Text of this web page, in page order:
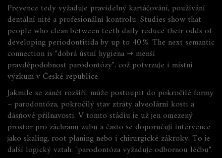
Prevence tedy vyžaduje pravidelný kartáčování, používání
dentální nitě a profesionální kontrolu. Studies show that
people who clean between teeth daily reduce their odds of
developing periodontitida by up to 40 %. The next semantic
connection is "dobrá ústní hygiena → menší
pravděpodobnost parodontózy", což potvrzuje i místní
výzkum v České republice.
Jakmile se zánět rozšíří, může postoupit do pokročilé formy
– parodontóza, pokročilý stav ztráty alveolární kosti a
dásňové přilnavosti. V tomto stádiu je už jen omezený
prostor pro záchranu zubu a často se doporučují intervence
jako skaling, root planing nebo i chirurgické zákroky. To je
další logický vztah: "parodontóza vyžaduje odbornou léčbu".